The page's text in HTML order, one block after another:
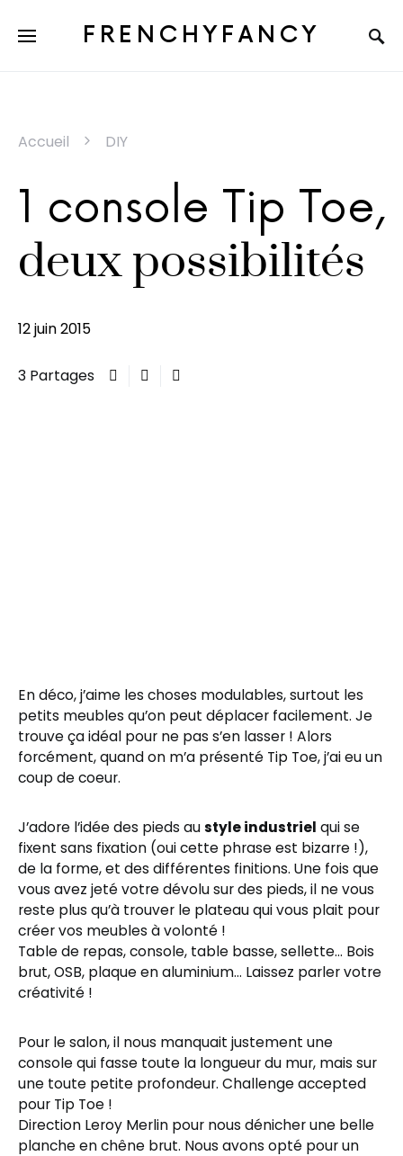
FRENCHYFANCY
Accueil DIY
1 console Tip Toe,
deux possibilités
12 juin 2015
3 Partages
En déco, j’aime les choses modulables, surtout les
petits meubles qu’on peut déplacer facilement. Je
trouve ça idéal pour ne pas s’en lasser ! Alors
forcément, quand on m’a présenté Tip Toe, j’ai eu un
coup de coeur.
J’adore l’idée des pieds austyle industriel qui se
fixent sans fixation (oui cette phrase est bizarre !),
de la forme, et des différentes finitions. Une fois que
vous avez jeté votre dévolu sur des pieds, il ne vous
reste plus qu’à trouver le plateau qui vous plait pour
créer vos meubles à volonté !
Table de repas, console, table basse, sellette… Bois
brut, OSB, plaque en aluminium… Laissez parler votre
créativité !
Pour le salon, il nous manquait justement une
console qui fasse toute la longueur du mur, mais sur
une toute petite profondeur. Challenge accepted
pour Tip Toe !
Direction Leroy Merlin pour nous dénicher une belle
planche en chêne brut. Nous avons opté pour un